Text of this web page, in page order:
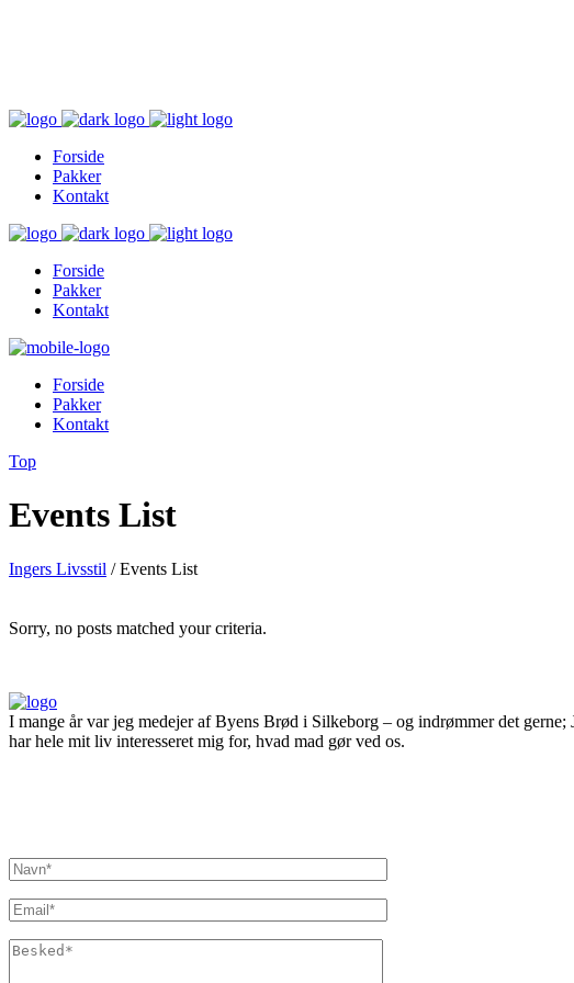
Forside
Pakker
Kontakt
Forside
Pakker
Kontakt
Forside
Pakker
Kontakt
Top
Events List
Ingers Livsstil /Events List
Sorry, no posts matched your criteria.
I mange år var jeg medejer af Byens Brød i Silkeborg – og indrømmer det
har hele mit liv interesseret mig for, hvad mad gør ved os.